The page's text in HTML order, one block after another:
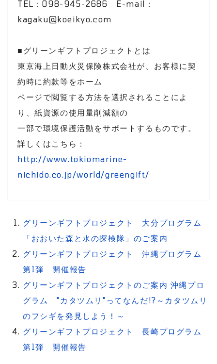
TEL：098-945-2686 E-mail：
kagaku@koeikyo.com
■グリーンギフトプロジェクトとは
東京海上日動火災保険株式会社が、お客様に契
約時に約款等をホーム
ページで閲覧する方法を選択されることによ
り、紙資源の使用量削減額の
一部で環境保護活動をサポートするものです。
詳しくはこちら：
http://www.tokiomarine-
nichido.co.jp/world/greengift/
グリーンギフトプロジェクト 大分プログラム
「おおいた森と水の探検隊」のご案内
グリーンギフトプロジェクト 沖縄プログラム
第1弾 開催報告
グリーンギフトプロジェクトのご案内 沖縄プロ
グラム "カタツムリ"ってなんだ!?～カタツムリ
のフシギを発見しよう！～
グリーンギフトプロジェクト 長崎プログラム
第1弾 開催報告